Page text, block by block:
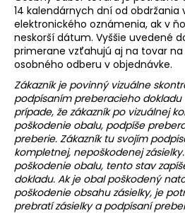
14 kalendárnych dní od obdržania
elektronického oznámenia, ak v
neskorší dátum. Vyššie uvedené
primerane vzťahujú aj na tovar
osobného odberu v objednávke.
Zákazník je povinný vizuálne
podpísaním preberacieho
prípade, že zákazník po vizuálnej
poškodenie obalu, podpíše
preberie. Zákazník tu svojím
kompletnej, nepoškodenej
poškodenie obalu, tento stav
dokladu. Ak je obal poškodený
poškodenie obsahu zásielky, je
prebratí zásielky a podpísaní